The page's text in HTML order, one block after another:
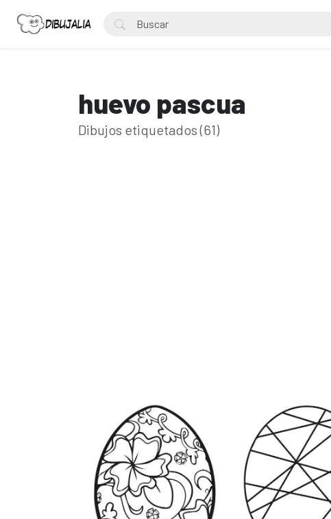
huevo pascua
Dibujos etiquetados (61)